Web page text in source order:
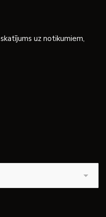
uz notikumiem,